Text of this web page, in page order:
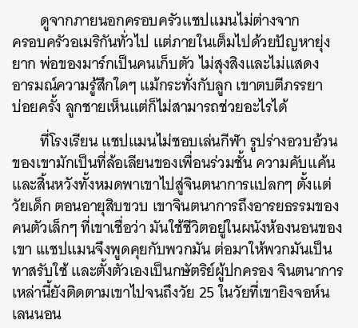
ดูจากภายนอกครอบครัวแชปแมนไม่ต่างจาก
ครอบครัวอเมริกันทั่วไป แต่ภายในเต็มไปด้วยปัญหายุ่ง
ยากพ่อของมาร์กเป็นคนเก็บตัว ไม่สุงสิงและไม่แสดง
อารมณ์ความรู้สึกใดๆแม้กระทั่งกับลูกเขาตบตีภรรยา
บ่อยครั้งลูกชายเห็นแต่ก็ไม่สามารถช่วยอะไรได้
ที่โรงเรียนแชปแมนไม่ชอบเล่นกีฬารูปร่างอวบอ้วน
ของเขามักเป็นที่ล้อเลียนของเพื่อนร่วมชั้นความคับแค้น
และสิ้นหวังทั้งหมดพาเขาไปสู่จินตนาการแปลกๆ ตั้งแต่
วัยเด็กตอนอายุสิบขวบ เขาจินตนาการถึงอารยธรรมของ
คนตัวเล็กๆที่เขาเชื่อว่ามันใช้ชีวิตอยู่ในผนังห้องนอนของ
เขา เแชปแมนจึงพูดคุยกับพวกมันต่อมาให้พวกมันเป็น
ทาสรับใช้และตั้งตัวเองเป็นกษัตริย์ผู้ปกครองจินตนาการ
เหล่านี้ยังติดตามเขาไปจนถึงวัย 25ในวัยที่เขายิงจอห์น
เลนนอน